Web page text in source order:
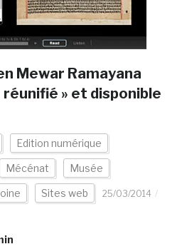
Mewar Ramayana
» et disponible
Edition numérique
Mécénat Musée
Sites web
25/03/2014